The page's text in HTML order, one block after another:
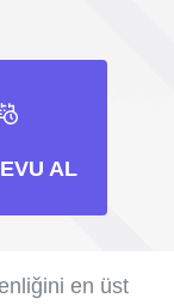
AL
en üst